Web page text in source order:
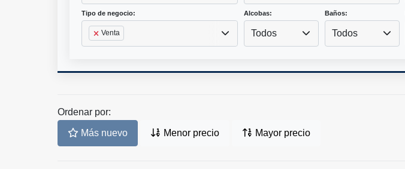
Tipo de negocio:
Venta
Alcobas:
Todos
Baños:
Todos
Ordenar por:
Más nuevo Menor precio Mayor precio